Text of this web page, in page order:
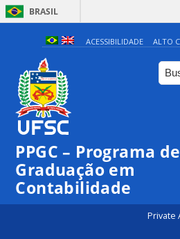
BRASIL
ACESSIBILIDADE ALTO
PPGC – Programa
Graduação em
Contabilidade
Private